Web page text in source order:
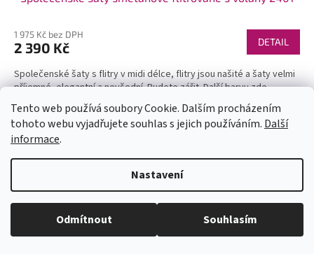
Tento web používá soubory Cookie. Dalším procházením
tohoto webu vyjadřujete souhlas s jejich používáním. Další
informace.
Nastavení
Odmítnout Souhlasím
objednání). Velikosti neodpovídají českým, prosím měřte se. Pokud se
Vám některý model líbí a chtěli byste ho v jiné barvě, tak stačí do
vyhledávání zadat číslo modelu(třeba 1960) a všechny dostupné barvy
se Vám zobrazí. Pas je nejuzší místo na šatech (většinou cca 6cm pod
1 975 Kč bez DPH
2 390 Kč DETAIL
Společenské šaty s flitry v midi délce, flitry jsou našité a šaty velmi
příjemné, elegantní a nevšední. Budete zářit. Další barvy zde.